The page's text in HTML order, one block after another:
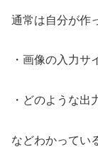
通常は自分が作
・画像の入力サ
・どのような出
などわかってい